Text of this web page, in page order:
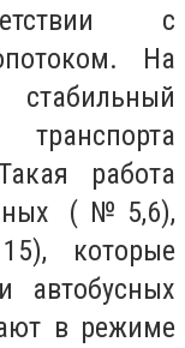
с
На
транспорта
работа
(№5,6),
которые
автобусных
в режиме